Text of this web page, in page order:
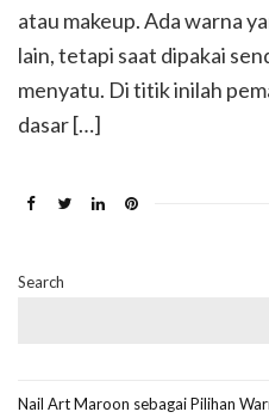
atau makeup. Ada warna
lain, tetapi saat dipakai
menyatu. Di titik inilah
dasar […]
Search
Nail Art Maroon sebagai Pilihan